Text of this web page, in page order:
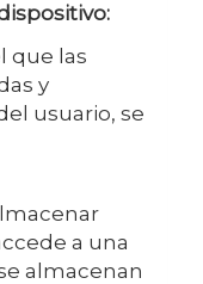
que las
y
usuario, se
a una
almacenan